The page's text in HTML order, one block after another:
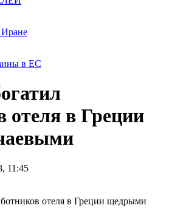
в ЕС
отеля в Греции
11:45